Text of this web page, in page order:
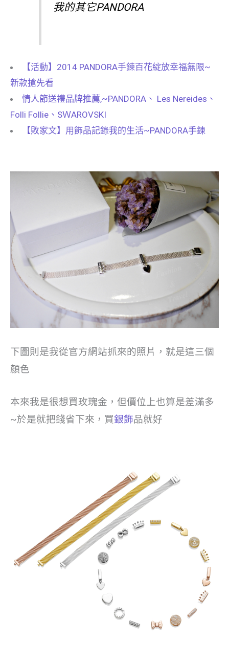
我的其它PANDORA
【活動】2014 PANDORA手鍊百花綻放幸福無限~
新款搶先看
情人節送禮品牌推薦,~PANDORA、 Les Nereides、
Folli Follie、SＷAROVSKI
【敗家文】用飾品記錄我的生活~PANDORA手鍊
下圖則是我從官方網站抓來的照片，就是這三個
顏色
本來我是很想買玫瑰金，但價位上也算是差滿多
~於是就把錢省下來，買銀飾品就好